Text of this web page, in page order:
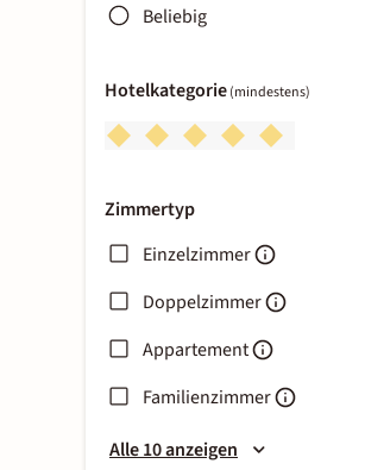
Beliebig
Hotelkategorie(mindestens)
Zimmertyp
Einzelzimmer
Doppelzimmer
Appartement
Familienzimmer
Alle 10 anzeigen